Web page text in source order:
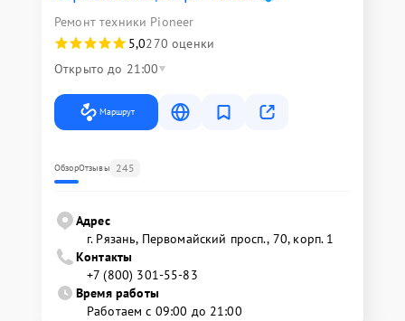
Ремонт техники Pioneer
5,0270 оценки
Открыто до 21:00
Маршрут
ОбзорОтзывы 245
Адрес
г. Рязань, Первомайский просп., 70, корп. 1
Контакты
+7 (800) 301-55-83
Время работы
Работаем с 09:00 до 21:00